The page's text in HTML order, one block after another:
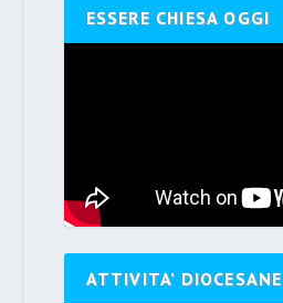
ESSERE CHIESA OGGI
ATTIVITA’ DIOCESANE